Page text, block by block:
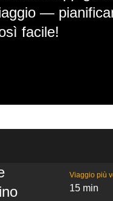
—
facile!
Viaggio più
15 min